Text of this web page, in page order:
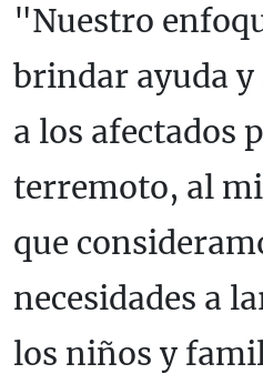
"Nuestro
brindar ayuda
a los afectados
terremoto, al
que
necesidades a
los niños y